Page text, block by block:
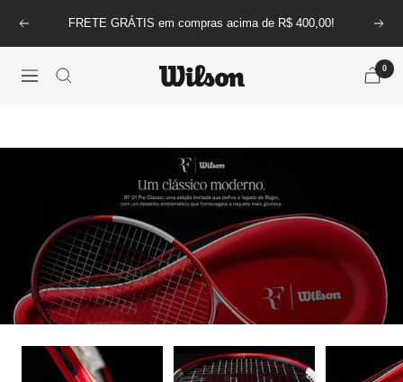
para
conteúdo
Anterior FRETE GRÁTIS em compras acima de R$ 400,00!
Navegação
Wilson
0